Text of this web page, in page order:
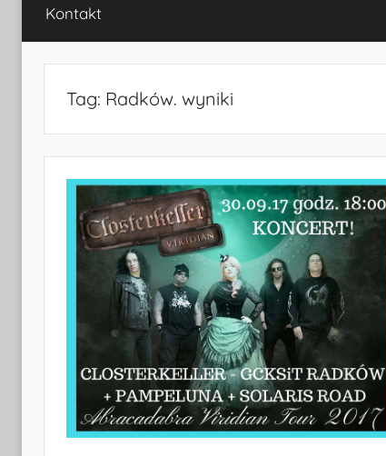
Kultury,
Sportu
i
Turystyki
Radkowie
Kontakt
Tag: Radków. wyniki